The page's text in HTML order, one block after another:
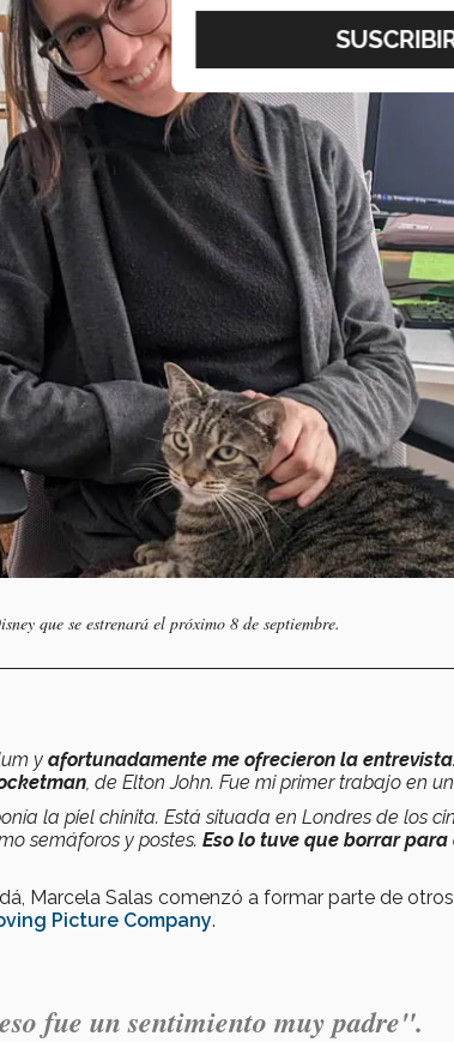
que se estrenará el próximo 8 de septiembre.
y afortunadamente me ofrecieron la entrevista
, de Elton John. Fue mi primer trabajo en
la piel chinita. Está situada en Londres de los
semáforos y postes. Eso lo tuve que borrar
Marcela Salas comenzó a formar parte de
Picture Company.
fue un sentimiento muy padre".